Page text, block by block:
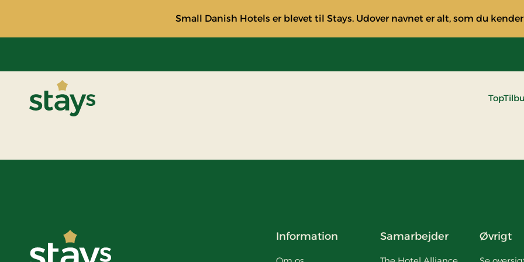
Small Danish Hotels er blevet til Stays. Udover navnet er alt, som du
Information Samarbejder Øvrigt